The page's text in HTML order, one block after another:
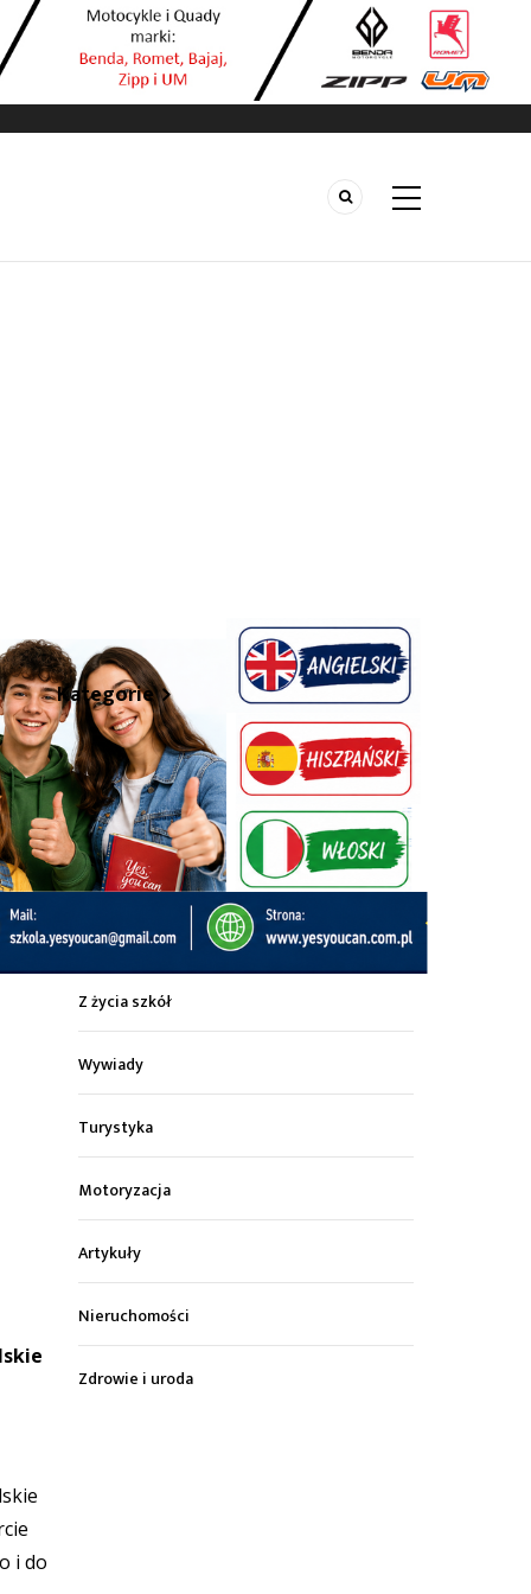
i do
Kategorie
Z życia miasta
Sport
Kultura
Wiadomości z regionu
Z życia szkół
Wywiady
Turystyka
Motoryzacja
Artykuły
Nieruchomości
Zdrowie i uroda